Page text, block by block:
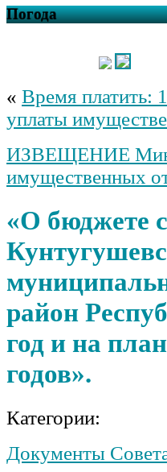
Погода
« Время платить:
уплаты
ИЗВЕЩЕНИЕ
имущественных
«О бюджете
район
год и на
годов».
Категории:
Документы